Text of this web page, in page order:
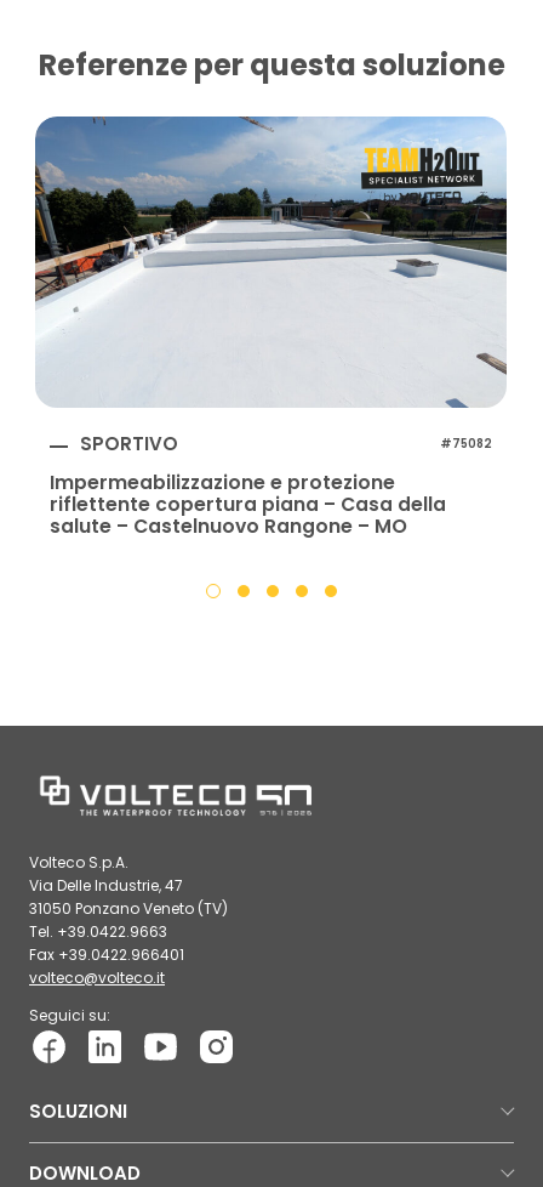
Referenze per questa soluzione
SPORTIVO #75082
Impermeabilizzazione e protezione
riflettente copertura piana – Casa della
salute – Castelnuovo Rangone – MO
Volteco S.p.A.
Via Delle Industrie, 47
31050 Ponzano Veneto (TV)
Tel. +39.0422.9663
Fax +39.0422.966401
volteco@volteco.it
Seguici su:
SOLUZIONI
DOWNLOAD